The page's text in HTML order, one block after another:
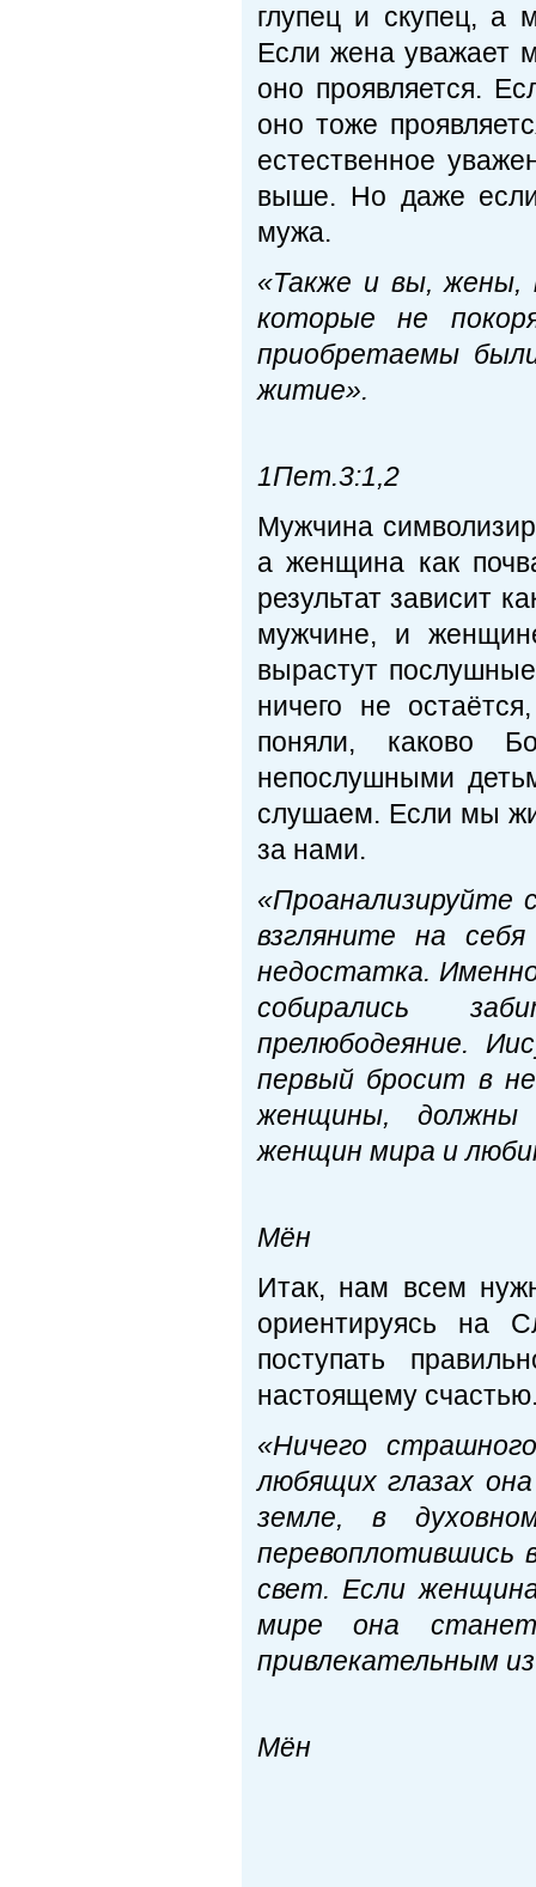
глупец и скупец, а
Если жена уважает
оно проявляется.
оно тоже
естественное
выше. Но даже если
мужа.
«Также и вы, жены,
которые не
приобретаемы
житие».
1Пет.3:1,2
Мужчина
а женщина как
результат зависит
мужчине, и
вырастут
ничего не
поняли, каково
непослушными
слушаем. Если мы
за нами.
«Проанализируйте
взгляните на
недостатка.
собирались
прелюбодеяние.
первый бросит в
женщины, должны
женщин мира и
Мён
Итак, нам всем
ориентируясь на
поступать
настоящему
«Ничего
любящих глазах
земле, в
перевоплотившись
свет. Если
мире она
привлекательным
Мён